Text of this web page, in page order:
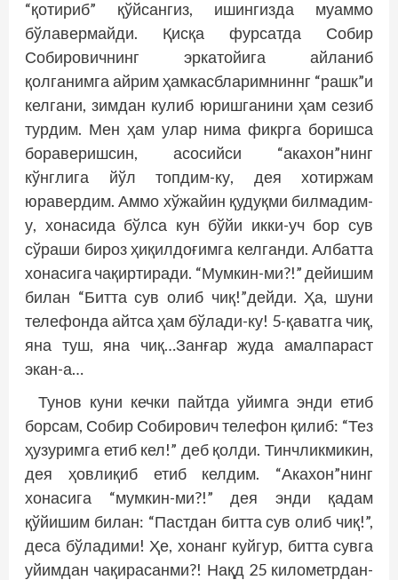
“қотириб” қўйсангиз, ишингизда муаммо
бўлавермайди. Қисқа фурсатда Собир
Собировичнинг эркатойига айланиб
қолганимга айрим ҳамкасбларимниннг “рашк”и
келгани, зимдан кулиб юришганини ҳам сезиб
турдим. Мен ҳам улар нима фикрга боришса
бораверишсин, асосийси “акахон”нинг
кўнглига йўл топдим-ку, дея хотиржам
юравердим. Аммо хўжайин қудуқми билмадим-
у, хонасида бўлса кун бўйи икки-уч бор сув
сўраши бироз ҳиқилдоғимга келганди. Албатта
хонасига чақиртиради. “Мумкин-ми?!” дейишим
билан “Битта сув олиб чиқ!”дейди. Ҳа, шуни
телефонда айтса ҳам бўлади-ку! 5-қаватга чиқ,
яна туш, яна чиқ…Занғар жуда амалпараст
экан-а…
Тунов куни кечки пайтда уйимга энди етиб
борсам, Собир Собирович телефон қилиб: “Тез
ҳузуримга етиб кел!” деб қолди. Тинчликмикин,
дея ҳовлиқиб етиб келдим. “Акахон”нинг
хонасига “мумкин-ми?!” дея энди қадам
қўйишим билан: “Пастдан битта сув олиб чиқ!”,
деса бўладими! Ҳе, хонанг куйгур, битта сувга
уйимдан чақирасанми?! Нақд 25 километрдан-